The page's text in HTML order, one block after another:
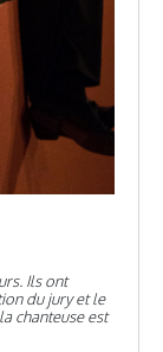
Ils ont
du jury et le
chanteuse est